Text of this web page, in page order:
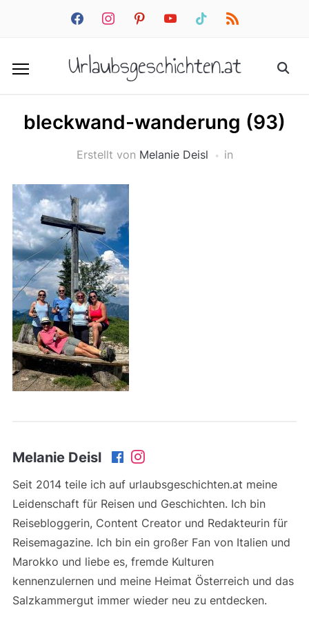
facebookinstagrampinterestyoutube tiktok rss
Urlaubsgeschichten.at
bleckwand-wanderung (93)
Erstellt von Melanie Deisl in
Melanie Deisl
Seit 2014 teile ich auf urlaubsgeschichten.at meine
Leidenschaft für Reisen und Geschichten. Ich bin
Reisebloggerin, Content Creator und Redakteurin für
Reisemagazine. Ich bin ein großer Fan von Italien und
Marokko und liebe es, fremde Kulturen
kennenzulernen und meine Heimat Österreich und das
Salzkammergut immer wieder neu zu entdecken.